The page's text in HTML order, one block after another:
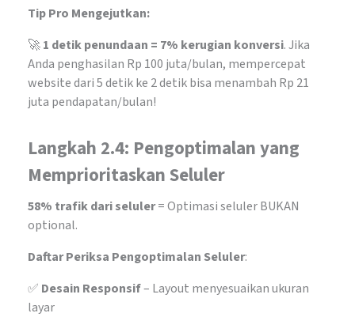
Tip Pro Mengejutkan:
🚀1 detik penundaan = 7% kerugian konversi. Jika
Anda penghasilan Rp 100 juta/bulan, mempercepat
website dari 5 detik ke 2 detik bisa menambah Rp 21
juta pendapatan/bulan!
Langkah 2.4: Pengoptimalan yang
Memprioritaskan Seluler
58% trafik dari seluler= Optimasi seluler BUKAN
optional.
Daftar Periksa Pengoptimalan Seluler:
✅ Desain Responsif– Layout menyesuaikan ukuran
layar